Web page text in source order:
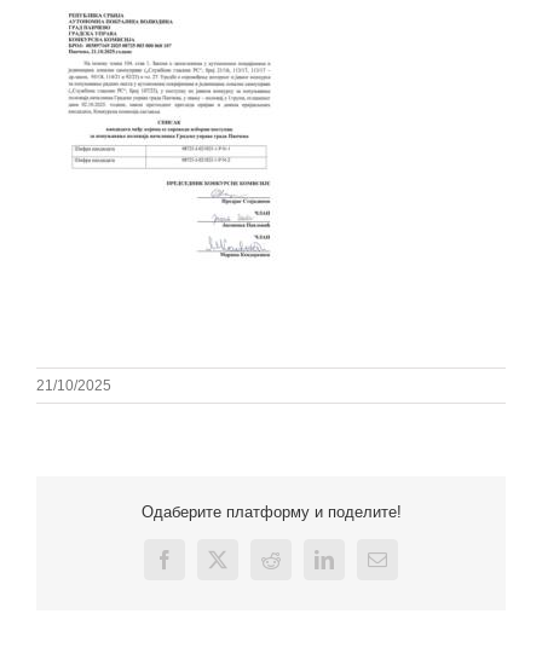
21/10/2025
Одаберите платформу и поделите!
Facebook
X Reddit LinkedInEmail